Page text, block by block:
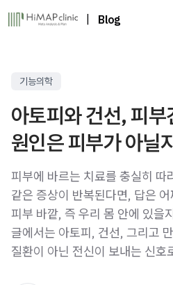
Blog
기능의학
아토피와 건선, 피
원인은 피부가 아닐
피부에 바르는 치료를 충실히 따
같은 증상이 반복된다면, 답은
피부 바깥, 즉 우리 몸 안에 있을
글에서는 아토피, 건선, 그리고
질환이 아닌 전신이 보내는 신호